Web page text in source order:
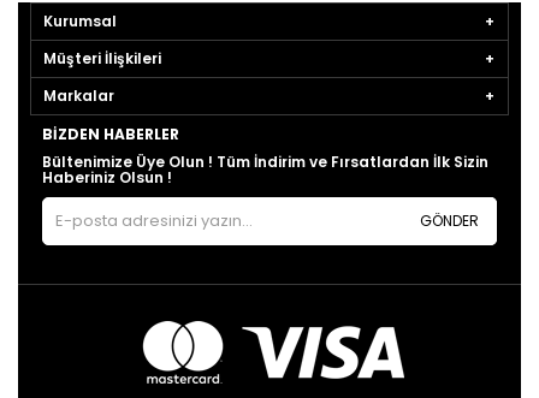
Kurumsal
Müşteri İlişkileri
Markalar
BIZDEN HABERLER
Bültenimize Üye Olun ! Tüm İndirim ve Fırsatlardan İlk Sizin
Haberiniz Olsun !
GÖNDER